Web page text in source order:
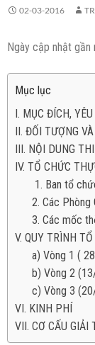
02-03-2016
Ngày cập nhật gần
Mục lục
I. MỤC ĐÍCH, YÊU
II. ĐỐI TƯỢNG
III. NỘI DUNG THI
IV. TỔ CHỨC
1. Ban tổ
2. Các
3. Các mốc
V. QUY TRÌNH
a) Vòng 1 (
b) Vòng 2
c) Vòng 3
VI. KINH PHÍ
VII. CƠ CẤU GIẢI